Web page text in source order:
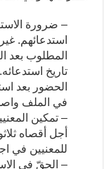
– ضرورة
استدعائهم.
المطلوب بعد
تاريخ
الحضور بعد
في الملف
– تمكين
أجل أقصاه
للمعنيين في
– الحقّ في